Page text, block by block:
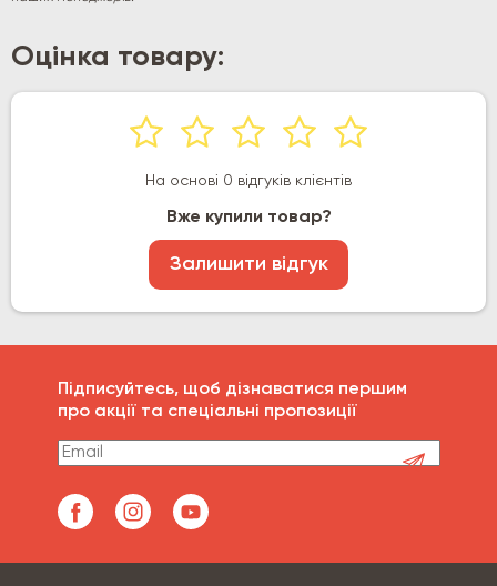
Оцінка товару:
На основі 0 відгуків клієнтів
Вже купили товар?
Залишити відгук
Підписуйтесь, щоб дізнаватися першим
про акції та спеціальні пропозиції